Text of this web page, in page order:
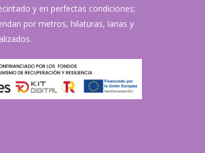
y en perfectas condiciones;
por metros, hilaturas, lanas y